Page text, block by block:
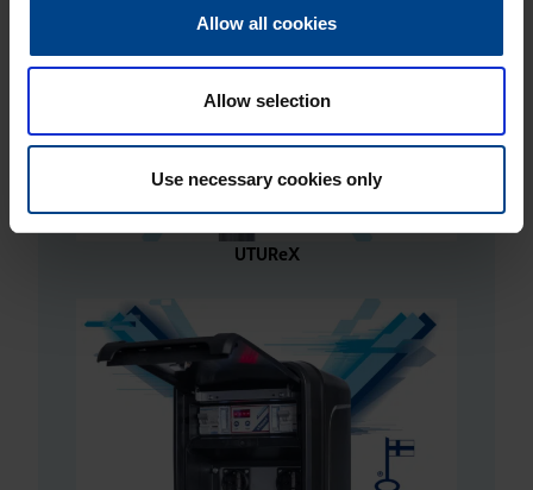
Allow all cookies
Allow selection
Use necessary cookies only
UTUReX